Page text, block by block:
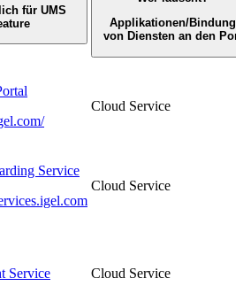
für UMS
Applikationen/Bindung
von Diensten an den Port
Cloud Service
Service
Cloud Service
Service Cloud Service